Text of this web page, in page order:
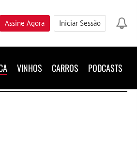
Assine Agora Iniciar Sessão
VINHOS CARROS PODCASTS